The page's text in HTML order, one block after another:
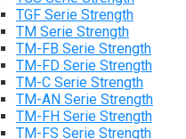
TGF Serie Strength
TM Serie Strength
TM-FB Serie Strength
TM-FD Serie Strength
TM-C Serie Strength
TM-AN Serie Strength
TM-FH Serie Strength
TM-FS Serie Strength